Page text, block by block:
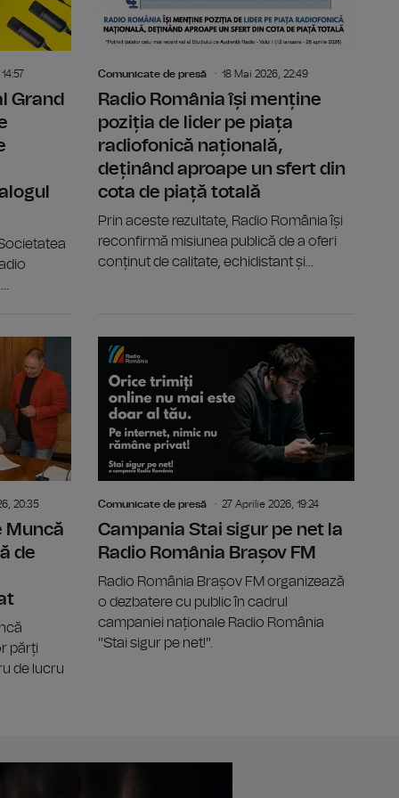
Grand
Comunicate de presă 18 Mai 2026, 22:49
Radio România își menține
poziția de lider pe piața
radiofonică națională,
deținând aproape un sfert din
cota de piață totală
Prin aceste rezultate, Radio România își
reconfirmă misiunea publică de a oferi
conținut de calitate, echidistant și...
20:35
Muncă
de
părți
de lucru
Comunicate de presă 27 Aprilie 2026, 19:24
Campania Stai sigur pe net la
Radio România Brașov FM
Radio România Brașov FM organizează
o dezbatere cu public în cadrul
campaniei naționale Radio România
"Stai sigur pe net!".